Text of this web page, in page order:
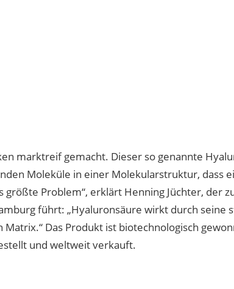
marktreif gemacht. Dieser so genannte
Moleküle in einer Molekularstruktur, dass
Problem“, erklärt Henning Jüchter, der
führt: „Hyaluronsäure wirkt durch seine
Das Produkt ist biotechnologisch
und weltweit verkauft.